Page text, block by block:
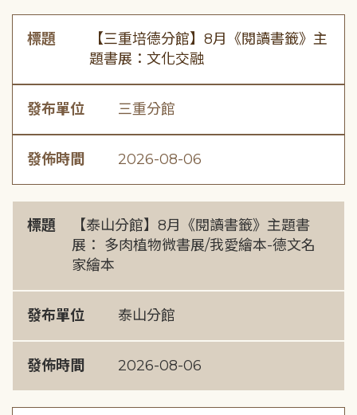
標題
【三重培德分館】8月《閱讀書籤》主
題書展：文化交融
發布單位 三重分館
發佈時間 2026-08-06
標題
【泰山分館】8月《閱讀書籤》主題書
展： 多肉植物微書展/我愛繪本-德文名
家繪本
發布單位 泰山分館
發佈時間 2026-08-06